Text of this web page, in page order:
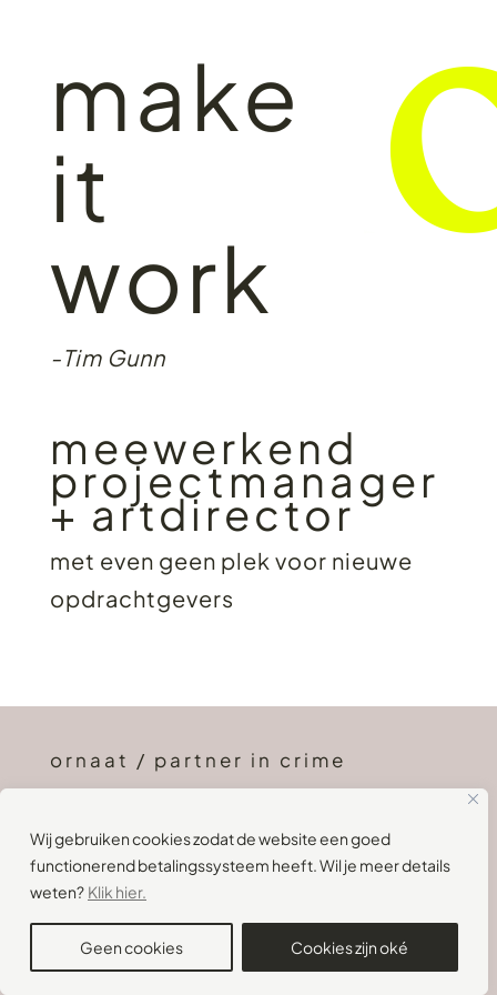
Wij gebruiken cookies zodat de website een goed
functionerend betalingssysteem heeft. Wil je meer details
weten? Klik hier.
Geen cookies Cookies zijn oké
make
it
work
-Tim Gunn
meewerkend
projectmanager
+ artdirector
met even geen plek voor nieuwe
opdrachtgevers
ornaat / partner in crime